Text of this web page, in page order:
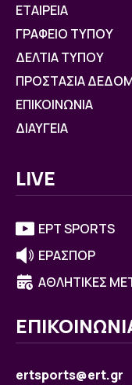
ΕΤΑΙΡΕΙΑ
ΓΡΑΦΕΙΟ ΤΥΠΟΥ
ΔΕΛΤΙΑ ΤΥΠΟΥ
ΠΡΟΣΤΑΣΙΑ
ΕΠΙΚΟΙΝΩΝΙΑ
ΔΙΑΥΓΕΙΑ
LIVE
ΕΡΤ SPORTS
ΕΡΑΣΠΟΡ
ΑΘΛΗΤΙΚΕΣ
ertsports@ert.gr